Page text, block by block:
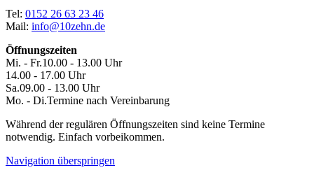
Tel: 0152 26 63 23 46
Mail: info@10zehn.de
Öffnungszeiten
Mi. - Fr.10.00 - 13.00 Uhr
14.00 - 17.00 Uhr
Sa.09.00 - 13.00 Uhr
Mo. - Di.Termine nach Vereinbarung
Während der regulären Öffnungszeiten sind keine Termine
notwendig. Einfach vorbeikommen.
Navigation überspringen